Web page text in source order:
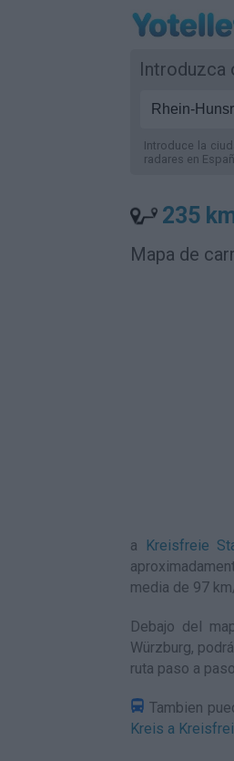
Introduzca
Introduce la
radares en
235
Mapa de
a
Kreisfreie
media de 97
Debajo del
Würzburg,
ruta paso a
Tambien
Kreis a